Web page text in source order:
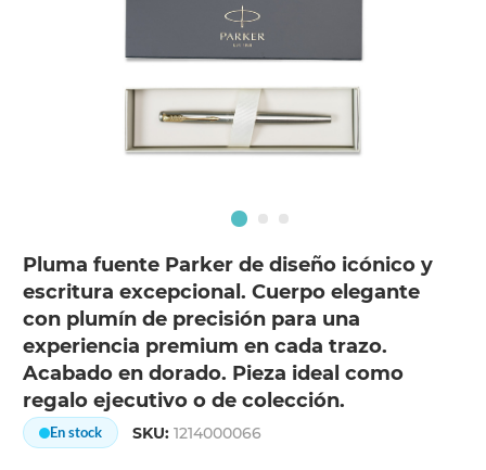
Pluma fuente Parker de diseño icónico y
escritura excepcional. Cuerpo elegante
con plumín de precisión para una
experiencia premium en cada trazo.
Acabado en dorado. Pieza ideal como
regalo ejecutivo o de colección.
En stock SKU:1214000066